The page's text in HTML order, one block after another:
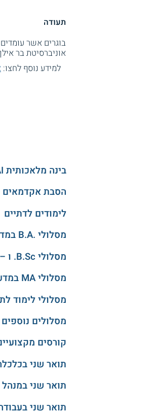
תעודה
בוגרים אשר
אוניברסיטת בר
למידע נוסף לחצו:
בינה מלאכותית AI
הסבת אקדמאים
לימודים לדתיים
מסלולי .B.A במדעי החברה
מסלולי B.Sc. ו – M.Sc. בהנדסה
מסלולי MA במדעי החברה
מסלולי לימוד
מסלולים
קורסים
תואר שני
תואר שני
תואר שני